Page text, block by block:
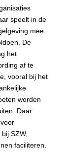
speelt in de
mee
De
het
af te
vooral bij het
worden
Daar
SZW,
faciliteren.